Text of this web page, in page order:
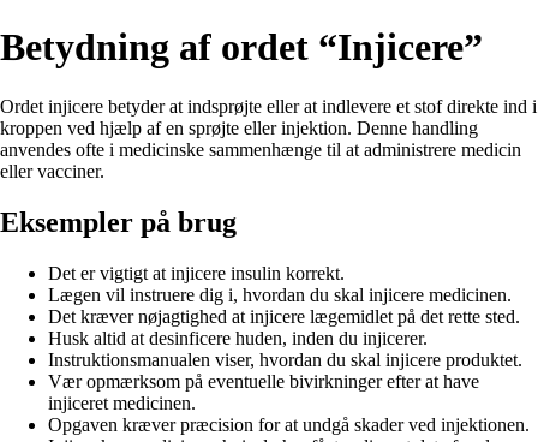
Betydning af ordet “Injicere”
Ordet injicere betyder at indsprøjte eller at indlevere et stof direkte ind i
kroppen ved hjælp af en sprøjte eller injektion. Denne handling
anvendes ofte i medicinske sammenhænge til at administrere medicin
eller vacciner.
Eksempler på brug
Det er vigtigt at injicere insulin korrekt.
Lægen vil instruere dig i, hvordan du skal injicere medicinen.
Det kræver nøjagtighed at injicere lægemidlet på det rette sted.
Husk altid at desinficere huden, inden du injicerer.
Instruktionsmanualen viser, hvordan du skal injicere produktet.
Vær opmærksom på eventuelle bivirkninger efter at have
injiceret medicinen.
Opgaven kræver præcision for at undgå skader ved injektionen.